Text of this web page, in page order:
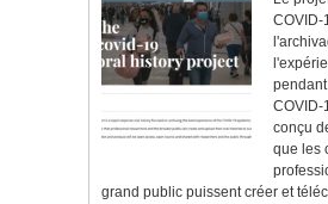
COVID-
COVID-
conçu
que les
grand public puissent créer et